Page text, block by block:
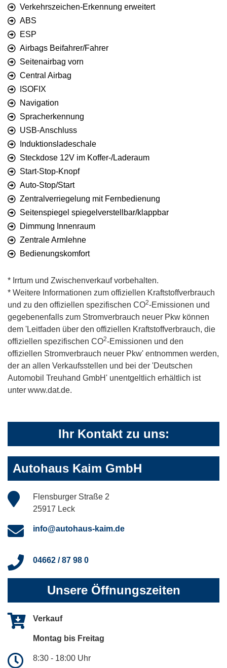
Verkehrszeichen-Erkennung erweitert
ABS
ESP
Airbags Beifahrer/Fahrer
Seitenairbag vorn
Central Airbag
ISOFIX
Navigation
Spracherkennung
USB-Anschluss
Induktionsladeschale
Steckdose 12V im Koffer-/Laderaum
Start-Stop-Knopf
Auto-Stop/Start
Zentralverriegelung mit Fernbedienung
Seitenspiegel spiegelverstellbar/klappbar
Dimmung Innenraum
Zentrale Armlehne
Bedienungskomfort
* Irrtum und Zwischenverkauf vorbehalten.
* Weitere Informationen zum offiziellen Kraftstoffverbrauch
und zu den offiziellen spezifischen CO2-Emissionen und
gegebenenfalls zum Stromverbrauch neuer Pkw können
dem 'Leitfaden über den offiziellen Kraftstoffverbrauch, die
offiziellen spezifischen CO2-Emissionen und den
offiziellen Stromverbrauch neuer Pkw' entnommen werden,
der an allen Verkaufsstellen und bei der 'Deutschen
Automobil Treuhand GmbH' unentgeltlich erhältlich ist
unter www.dat.de.
Ihr Kontakt zu uns:
Autohaus Kaim GmbH
Flensburger Straße 2
25917 Leck
info@autohaus-kaim.de
04662 / 87 98 0
Unsere Öffnungszeiten
Verkauf
Montag bis Freitag
8:30 - 18:00 Uhr